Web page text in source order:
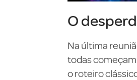
O
Na última
todas
o roteiro